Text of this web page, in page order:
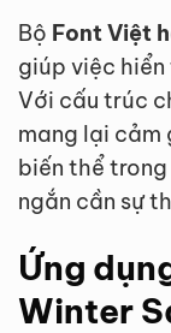
Bộ Font Việt
giúp việc
Với cấu trúc
mang lại cảm
biến thể
ngắn cần sự
Ứng
Winter